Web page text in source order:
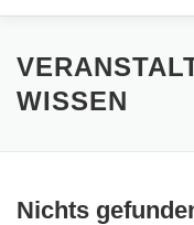
NEWS PC-
WISSEN
Nichts